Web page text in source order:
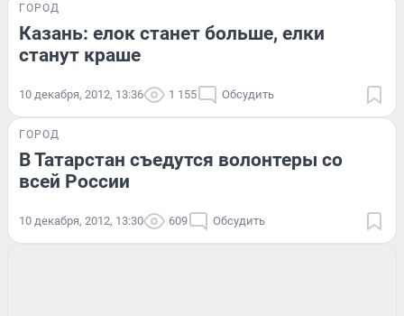
ГОРОД
Казань: елок станет больше, елки
станут краше
10 декабря, 2012, 13:36 1 155 Обсудить
ГОРОД
В Татарстан съедутся волонтеры со
всей России
10 декабря, 2012, 13:30 609 Обсудить